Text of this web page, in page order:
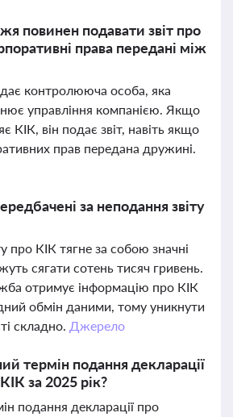
повинен подавати звіт про
права передані між
контролююча особа, яка
управління компанією. Якщо
КІК, він подає звіт, навіть якщо
прав передана дружині.
за неподання звіту
про КІК тягне за собою значні
сягати сотень тисяч гривень.
отримує інформацію про КІК
обмін даними, тому уникнути
складно. Джерело
термін подання декларації
за 2025 рік?
подання декларації про